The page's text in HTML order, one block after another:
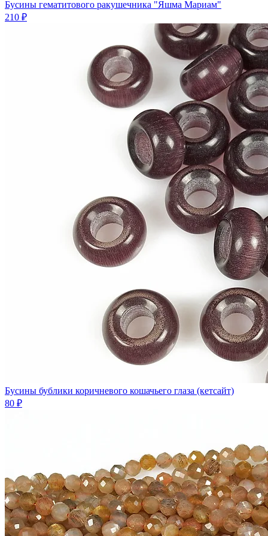
Бусины гематитового ракушечника "Яшма Мариам"
210 ₽
Бусины бублики коричневого кошачьего глаза (кетсайт)
80 ₽